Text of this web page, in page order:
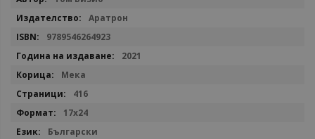
Аратрон
9789546264923
2021
Мека
416
17x24
Български